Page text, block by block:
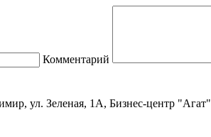
Комментарий
ул. Зеленая, 1А, Бизнес-центр "Агат"